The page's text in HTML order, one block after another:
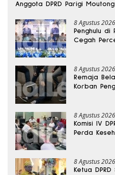
Anggota DPRD Parigi Moutong
8 Agustus 2026
Penghulu di
Cegah
8 Agustus 2026
Remaja
Korban
8 Agustus 2026
Komisi IV
Perda
8 Agustus 2026
Ketua